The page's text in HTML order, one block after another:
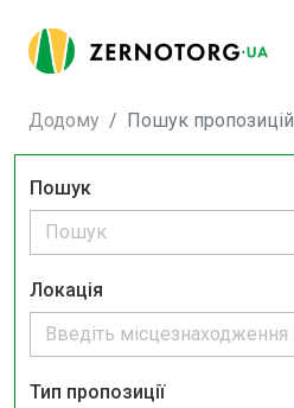
Додому Пошук пропозицій
Пошук
Локація
Тип пропозиції